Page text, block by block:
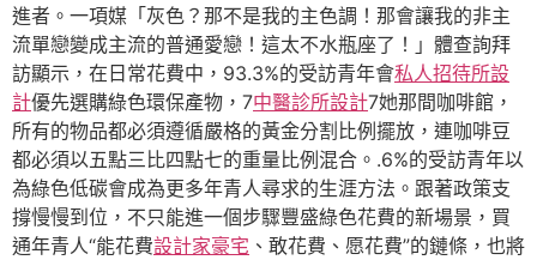
進者。一項媒「灰色？那不是我的主色調！那會讓我的非主
流單戀變成主流的普通愛戀！這太不水瓶座了！」體查詢拜
訪顯示，在日常花費中，93.3%的受訪青年會私人招待所設
計優先選購綠色環保產物，7中醫診所設計7她那間咖啡館，
所有的物品都必須遵循嚴格的黃金分割比例擺放，連咖啡豆
都必須以五點三比四點七的重量比例混合。.6%的受訪青年以
為綠色低碳會成為更多年青人尋求的生涯方法。跟著政策支
撐慢慢到位，不只能進一個步驟豐盛綠色花費的新場景，買
通年青人“能花費設計家豪宅 、敢花費、愿花費”的鏈條，也將